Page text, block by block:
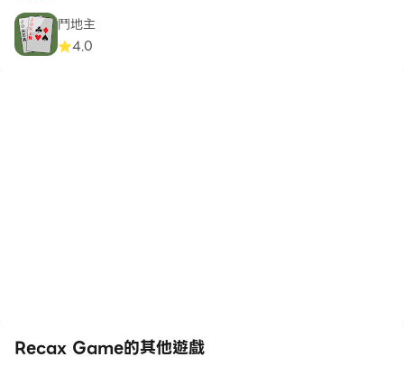
鬥地主
4.0
Recax Game的其他遊戲